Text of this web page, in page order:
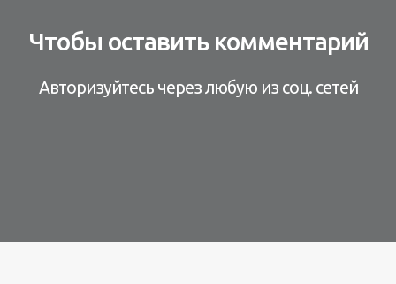
Чтобы оставить комментарий
Авторизуйтесь через любую из соц. сетей